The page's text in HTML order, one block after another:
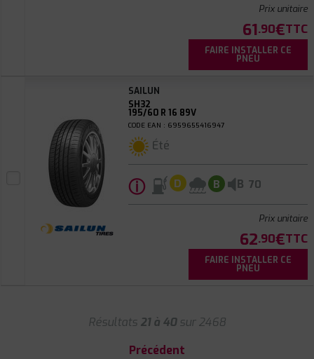
Prix unitaire
61.90€TTC
FAIRE INSTALLER CE
PNEU
SAILUN
SH32
195/60 R 16 89V
CODE EAN : 6959655416947
Été
ⓘ D B B 70
Prix unitaire
62.90€TTC
FAIRE INSTALLER CE
PNEU
Résultats 21 à 40sur 2468
Précédent